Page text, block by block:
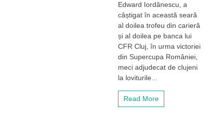
un
antrenor
al
doilea
trofeu
din
Edward Iordănescu, a
câștigat în această seară
al doilea trofeu din carieră
și al doilea pe banca lui
CFR Cluj, în urma victoriei
din Supercupa României,
meci adjudecat de clujeni
la loviturile...
Read More